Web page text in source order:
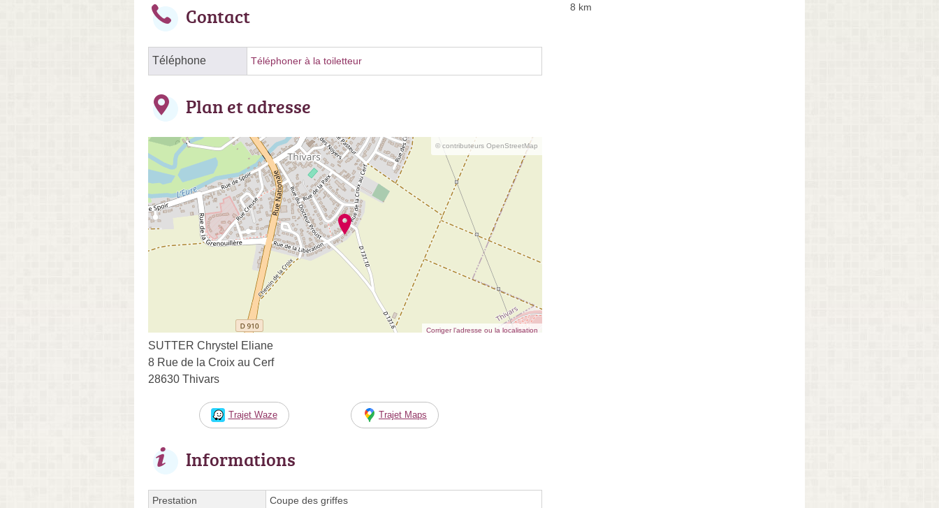
Contact
Téléphone Téléphoner à la toiletteur
Plan et adresse
© contributeurs OpenStreetMap
Corriger l’adresse ou la localisation
SUTTER Chrystel Eliane
8 Rue de la Croix au Cerf
28630 Thivars
Trajet Waze Trajet Maps
Informations
Prestation Coupe des griffes
8 km